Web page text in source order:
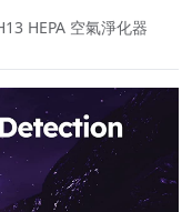
HEPA 空氣淨化器